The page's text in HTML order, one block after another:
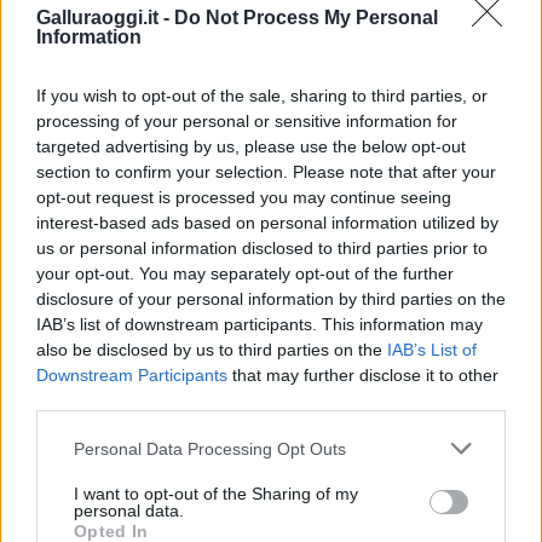
Galluraoggi.it - Do Not Process My Personal
Information
If you wish to opt-out of the sale, sharing to third parties, or
processing of your personal or sensitive information for
targeted advertising by us, please use the below opt-out
section to confirm your selection. Please note that after your
opt-out request is processed you may continue seeing
interest-based ads based on personal information utilized by
us or personal information disclosed to third parties prior to
your opt-out. You may separately opt-out of the further
disclosure of your personal information by third parties on the
IAB’s list of downstream participants. This information may
also be disclosed by us to third parties on the IAB’s List of
Downstream Participants that may further disclose it to other
Please note that this website/app uses one or more Google
not limited to your visit or usage behaviour. You may click to
grant or deny consent to Google and its third-party tags to
Personal Data Processing Opt Outs
I want to opt-out of the Sharing of my
personal data.
Opted In
Andrea Mura conquista Palau: grande
Calangianus, allarme sul centro accoglienza
minori, Albieri: “Episodi gravissimi”
Gallura, finti clienti svuotano le suite: furto da
50mila nel resort
Meteo Olbia 7 agosto, sole e caldo tornano
protagonisti
Test tunnel Olbia: rampe chiuse ancora fino a
fine agosto